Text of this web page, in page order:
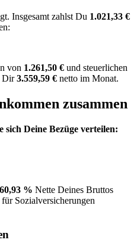
Insgesamt zahlst Du 1.021,33 €
von 1.261,50 € und steuerlichen
Dir3.559,59 € netto im Monat.
zusammen
Deine Bezüge verteilen:
60,93 % Nette Deines Bruttos
Sozialversicherungen